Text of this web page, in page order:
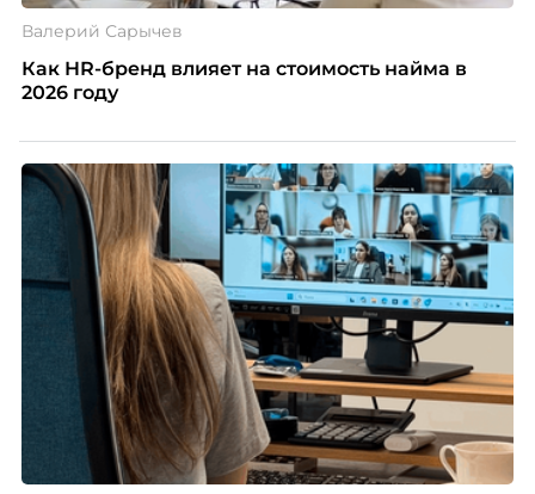
Валерий Сарычев
Как HR-бренд влияет на стоимость найма в
2026 году